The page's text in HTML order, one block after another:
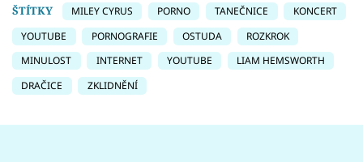
ŠTÍTKY
MILEY CYRUS PORNO TANEČNICE
KONCERT
YOUTUBE
PORNOGRAFIE OSTUDA
ROZKROK
MINULOST
INTERNET YOUTUBE
LIAM HEMSWORTH
DRAČICE
ZKLIDNĚNÍ